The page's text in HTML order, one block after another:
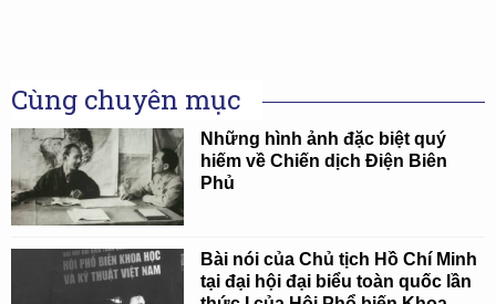
Cùng chuyên mục
Những hình ảnh đặc biệt quý
hiếm về Chiến dịch Điện Biên
Phủ
Bài nói của Chủ tịch Hồ Chí Minh
tại đại hội đại biểu toàn quốc lần